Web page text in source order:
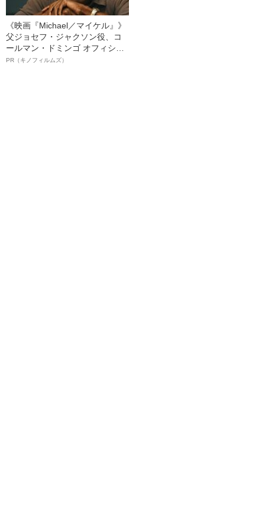
《映画『Michael／マイケル』》
父ジョセフ・ジャクソン役、コ
ールマン・ドミンゴ オフィシャ
ルインタビュー“観客を魅了した
PR（キノフィルムズ）